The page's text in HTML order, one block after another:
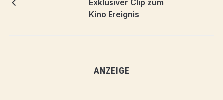
Exklusiver Clip zum
Kino Ereignis
ANZEIGE